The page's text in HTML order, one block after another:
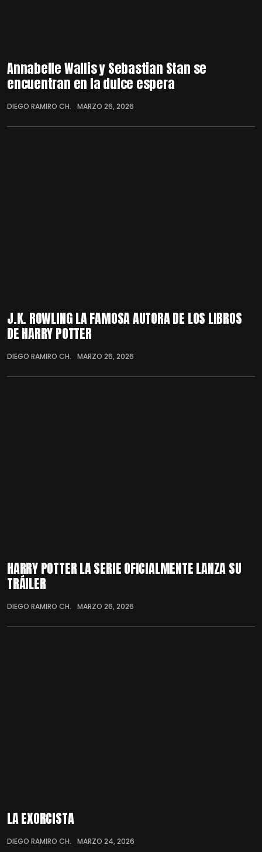
Annabelle Wallis y Sebastian Stan se
encuentran en la dulce espera
DIEGO RAMIRO CH. MARZO 26, 2026
J.K. ROWLING LA FAMOSA AUTORA DE LOS LIBROS
DE HARRY POTTER
DIEGO RAMIRO CH. MARZO 26, 2026
HARRY POTTER LA SERIE OFICIALMENTE LANZA SU
TRÁILER
DIEGO RAMIRO CH. MARZO 26, 2026
LA EXORCISTA
DIEGO RAMIRO CH. MARZO 24, 2026